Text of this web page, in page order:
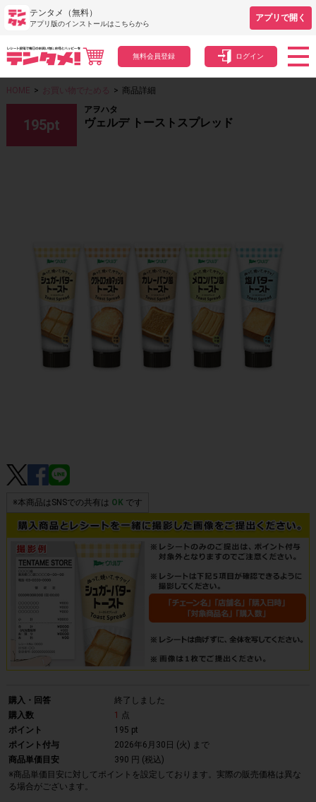
テンタメ（無料）
アプリ版のインストールはこちらから
アプリで開く
無料会員登録 ログイン
HOME > お買い物でためる > 商品詳細
195pt
アヲハタ
ヴェルデ トーストスプレッド
※本商品はSNSでの共有は OKです
購入・回答
終了しました
購入数
1 点
ポイント
195 pt
ポイント付与
2026年6月30日 (火) まで
商品単価目安
390 円 (税込)
※商品単価目安に対してポイントを設定しております。実際の販売価格は異な
る場合がございます。